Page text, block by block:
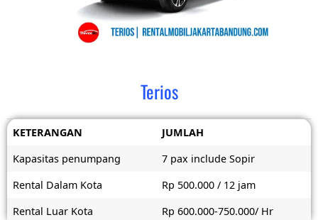
Terios
KETERANGAN
JUMLAH
Kapasitas penumpang
7 pax include Sopir
Rental Dalam Kota
Rp 500.000 / 12 jam
Rental Luar Kota
Rp 600.000-750.000/ Hr